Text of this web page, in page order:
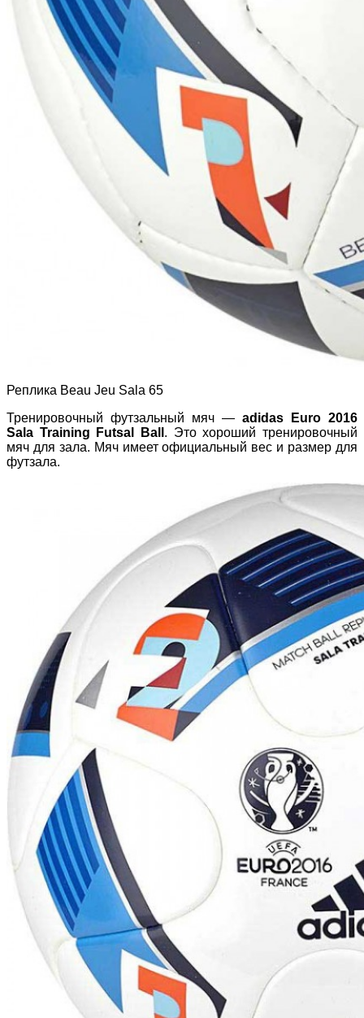
Реплика Beau Jeu Sala 65
Тренировочный футзальный мяч — adidas Euro 2016
Sala Training Futsal Ball . Это хороший тренировочный
мяч для зала. Мяч имеет официальный вес и размер для
футзала.